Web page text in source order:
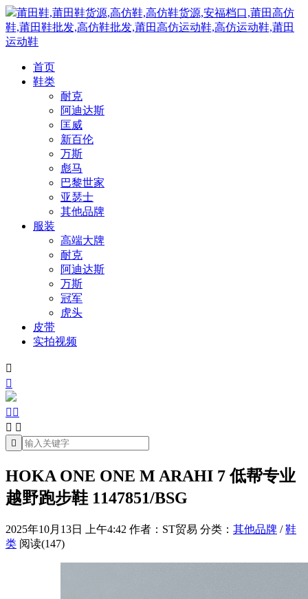
莆田鞋,莆田鞋货源,高仿鞋,高仿鞋货源,安福档口,莆田高仿
鞋,莆田鞋批发,高仿鞋批发,莆田高仿运动鞋,高仿运动鞋,莆田
运动鞋
首页
鞋类
耐克
阿迪达斯
匡威
新百伦
万斯
彪马
巴黎世家
亚瑟士
其他品牌
服装
高端大牌
耐克
阿迪达斯
万斯
冠军
虎头
皮带
实拍视频


 
 

HOKA ONE ONE M ARAHI 7 低帮专业
越野跑步鞋 1147851/BSG
2025年10月13日 上午4:42 作者：ST贸易 分类： 其他品牌 /鞋
类 阅读(147)